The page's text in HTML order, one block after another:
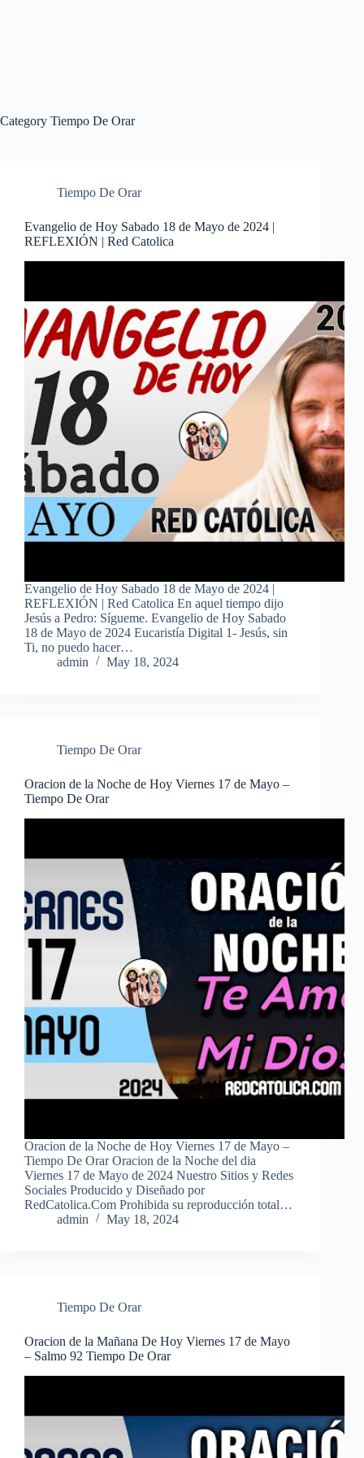
Category Tiempo De Orar
Tiempo De Orar
Evangelio de Hoy Sabado 18 de Mayo de 2024 |
REFLEXIÓN | Red Catolica
Evangelio de Hoy Sabado 18 de Mayo de 2024 |
REFLEXIÓN | Red Catolica En aquel tiempo dijo
Jesús a Pedro: Sígueme. Evangelio de Hoy Sabado
18 de Mayo de 2024 Eucaristía Digital 1- Jesús, sin
Ti, no puedo hacer…
admin
May 18, 2024
Tiempo De Orar
Oracion de la Noche de Hoy Viernes 17 de Mayo –
Tiempo De Orar
Oracion de la Noche de Hoy Viernes 17 de Mayo –
Tiempo De Orar Oracion de la Noche del dia
Viernes 17 de Mayo de 2024 Nuestro Sitios y Redes
Sociales Producido y Diseñado por
RedCatolica.Com Prohibida su reproducción total…
admin
May 18, 2024
Tiempo De Orar
Oracion de la Mañana De Hoy Viernes 17 de Mayo
– Salmo 92 Tiempo De Orar